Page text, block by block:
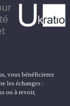
vous bénéficierez
les échanges :
ou à revoir,